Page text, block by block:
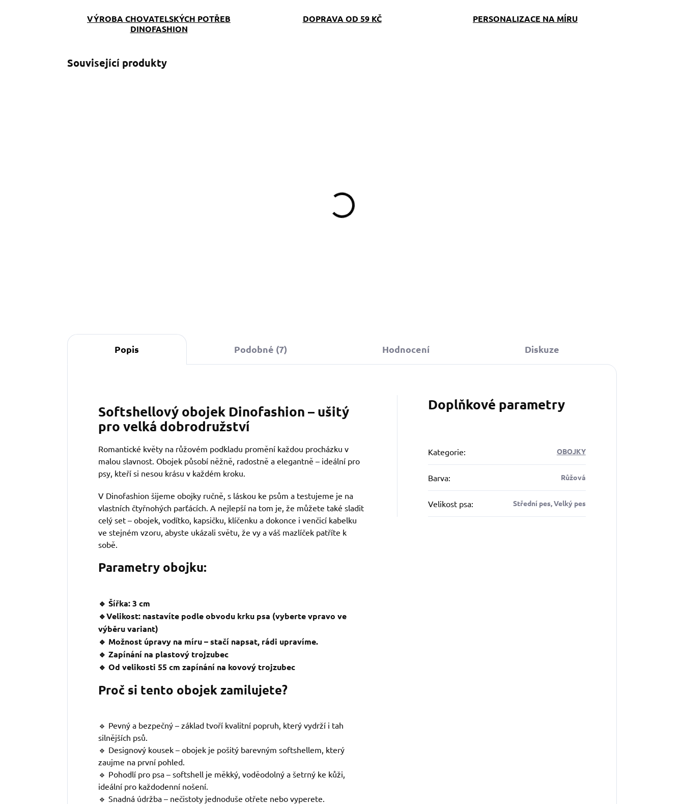
VÝROBA CHOVATELSKÝCH POTŘEB
DINOFASHION
DOPRAVA OD 59 KČ PERSONALIZACE NA MÍRU
Související produkty
Popis Podobné (7) Hodnocení Diskuze
Softshellový obojek Dinofashion – ušitý
pro velká dobrodružství
Romantické květy na růžovém podkladu promění každou procházku v
malou slavnost. Obojek působí něžně, radostně a elegantně – ideální pro
psy, kteří si nesou krásu v každém kroku.
V Dinofashion šijeme obojky ručně, s láskou ke psům a testujeme je na
vlastních čtyřnohých parťácích. A nejlepší na tom je, že můžete také sladit
celý set – obojek, vodítko, kapsičku, klíčenku a dokonce i venčicí kabelku
ve stejném vzoru, abyste ukázali světu, že vy a váš mazlíček patříte k
sobě.
Parametry obojku:
🔹 Šířka: 3 cm
🔹Velikost: nastavíte podle obvodu krku psa (vyberte vpravo ve
výběru variant)
🔹 Možnost úpravy na míru – stačí napsat, rádi upravíme.
🔹 Zapínání na plastový trojzubec
🔹 Od velikosti 55 cm zapínání na kovový trojzubec
Proč si tento obojek zamilujete?
🔹 Pevný a bezpečný – základ tvoří kvalitní popruh, který vydrží i tah
silnějších psů.
🔹 Designový kousek – obojek je pošitý barevným softshellem, který
zaujme na první pohled.
🔹 Pohodlí pro psa – softshell je měkký, voděodolný a šetrný ke kůži,
ideální pro každodenní nošení.
🔹 Snadná údržba – nečistoty jednoduše otřete nebo vyperete.
Doplňkové parametry
Kategorie: OBOJKY
Barva: Růžová
Velikost psa: Střední pes, Velký pes